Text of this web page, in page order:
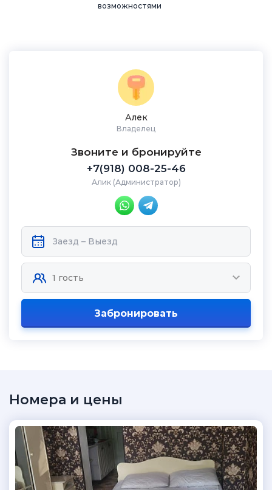
возможностями
Алек
Владелец
Звоните и бронируйте
+7(918) 008-25-46
Алик (Администратор)
Забронировать
Номера и цены